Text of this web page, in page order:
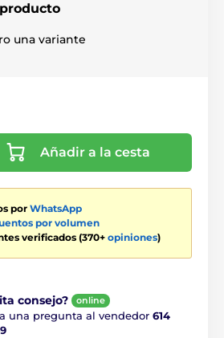
una variante
Añadir a la cesta
por WhatsApp
por volumen
verificados (370+ opiniones)
consejo? online
una pregunta al vendedor 614